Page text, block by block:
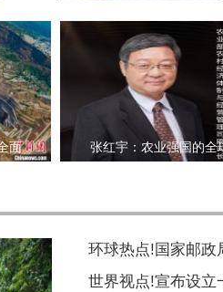
面 张红宇：农业强国的全
环球热点!国家邮政
世界视点!宣布设立